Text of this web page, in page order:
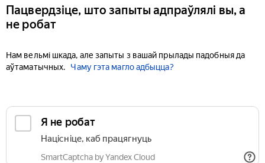
Пацвердзіце, што запыты адпраўлялі вы, а
не робат
Нам вельмі шкада, але запыты з вашай прылады падобныя да
аўтаматычных.
Чаму гэта магло адбыцца?
Я не робат
Націсніце, каб працягнуць
SmartCaptcha by Yandex Cloud